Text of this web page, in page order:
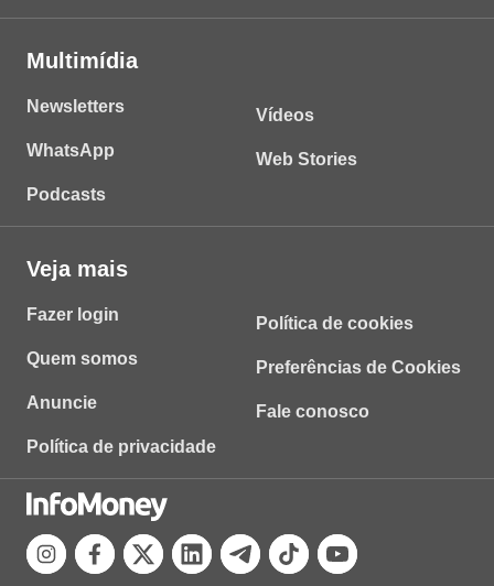
Multimídia
Newsletters
WhatsApp
Podcasts
Vídeos
Web Stories
Veja mais
Fazer login
Quem somos
Anuncie
Política de privacidade
Política de cookies
Preferências de Cookies
Fale conosco